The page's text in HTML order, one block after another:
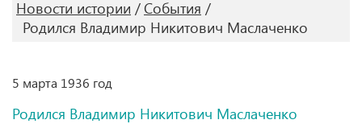
Новости истории
События
Родился Владимир Никитович Маслаченко
5 марта 1936 год
Родился Владимир Никитович Маслаченко